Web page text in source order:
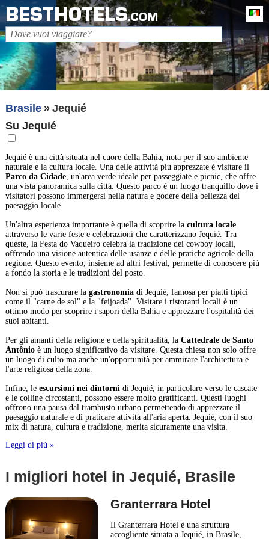
BESTHOTELS.COM
Brasile
Jequié
Su Jequié
Jequié è una città situata nel cuore della Bahia, nota per il suo ambiente
naturale e la cultura locale. Una delle attività più apprezzate è visitare il
Parco da Cidade, un'area verde ideale per passeggiate e picnic, che offre
una vista panoramica sulla città. Questo parco è un luogo tranquillo dove i
visitatori possono immergersi nella natura e godere della bellezza del
paesaggio locale.
Un'altra esperienza importante è quella di scoprire la cultura locale
attraverso le varie feste e celebrazioni che caratterizzano Jequié. Tra
queste, la Festa do Vaqueiro celebra la tradizione dei cowboy locali,
offrendo una visione autentica delle usanze e delle pratiche agricole della
regione. Questo evento, insieme ad altri festival, permette di conoscere più
a fondo la storia e le tradizioni del posto.
Non si può trascurare la gastronomiadi Jequié, famosa per piatti tipici
come il "carne de sol" e la "feijoada". Visitare i ristoranti locali è un
ottimo modo per scoprire i sapori della Bahia e apprezzare l'ospitalità dei
suoi abitanti.
Per gli amanti della religione e della spiritualità, la Cattedrale de Santo
Antônioè un luogo significativo da visitare. Questa chiesa non solo offre
un luogo di culto ma anche un'opportunità per ammirare l'architettura e
l'arte religiosa della zona.
Infine, le escursioni nei dintornidi Jequié, in particolare verso le cascate
e le colline circostanti, possono essere molto gratificanti. Questi luoghi
offrono una pausa dal trambusto urbano permettendo di apprezzare il
paesaggio naturale e di praticare attività all'aria aperta. Jequié, con il suo
mix di natura, cultura e tradizione, merita sicuramente una visita.
Leggi di più »
I migliori hotel in Jequié, Brasile
Granterrara Hotel
Il Granterrara Hotel è una struttura
accogliente situata a Jequié, in Brasile,